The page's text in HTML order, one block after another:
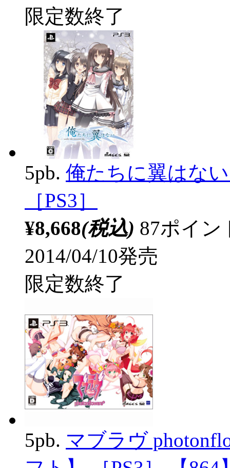
限定数終了
5pb. 俺たちに翼はな
［PS3］
¥8,668(税込) 87ポイ
2014/04/10発売
限定数終了
5pb. マブラヴ